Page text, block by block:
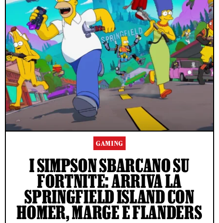
GAMING
I SIMPSON SBARCANO SU
FORTNITE: ARRIVA LA
SPRINGFIELD ISLAND CON
HOMER, MARGE E FLANDERS